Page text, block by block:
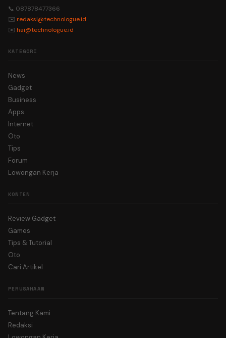
📞 087878477366
✉️ redaksi@technologue.id
✉️ hai@technologue.id
KATEGORI
News
Gadget
Business
Apps
Internet
Oto
Tips
Forum
Lowongan Kerja
KONTEN
Review Gadget
Games
Tips & Tutorial
Oto
Cari Artikel
PERUSAHAAN
Tentang Kami
Redaksi